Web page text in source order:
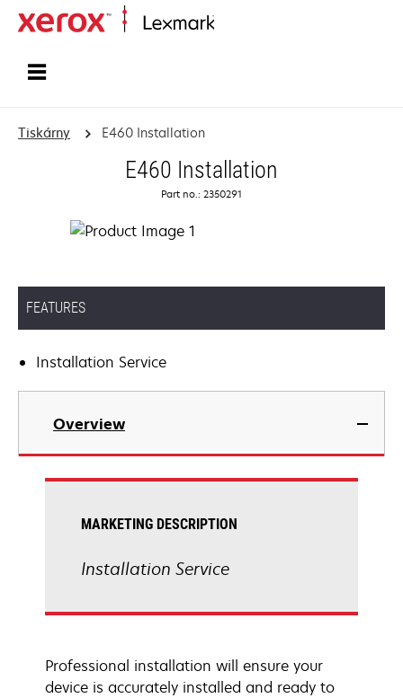
Tiskárny E460 Installation
E460 Installation
Part no.: 2350291
FEATURES
Installation Service
Overview
MARKETING DESCRIPTION
Installation Service
Professional installation will ensure your
device is accurately installed and ready to